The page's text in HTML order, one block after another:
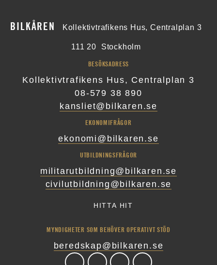
BILKÅREN Kollektivtrafikens Hus, Centralplan 3
111 20 Stockholm
BESÖKSADRESS
Kollektivtrafikens Hus, Centralplan 3
08-579 38 890
kansliet@bilkaren.se
EKONOMIFRÅGOR
ekonomi@bilkaren.se
UTBILDNINGSFRÅGOR
militarutbildning@bilkaren.se
civilutbildning@bilkaren.se
HITTA HIT
MYNDIGHETER SOM BEHÖVER OPERATIVT STÖD
beredskap@bilkaren.se